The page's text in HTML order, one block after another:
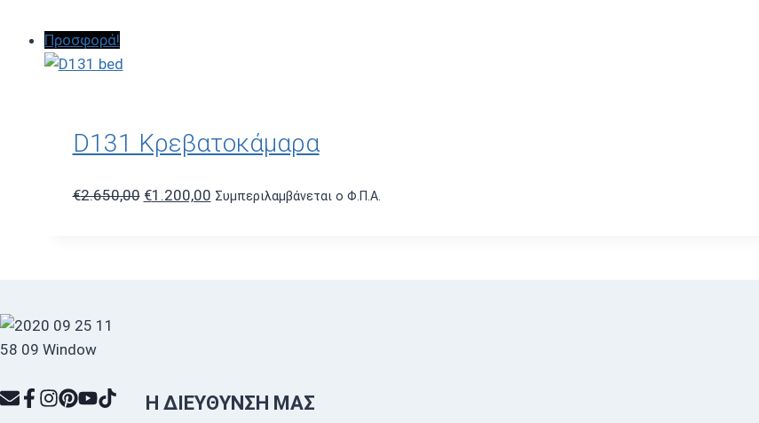
Προσφορά!
D131 Κρεβατοκάμαρα
€2.650,00 Original
€1.200,00ΗΣυμπεριλαμβάνεται ο Φ.Π.Α.
Η ΔΙΕΎΘΥΝΣΗ ΜΑΣ